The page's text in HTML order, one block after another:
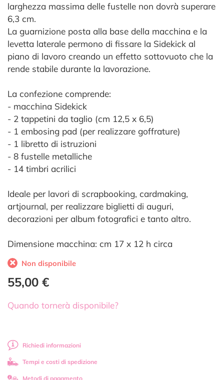
larghezza massima delle fustelle non dovrà superare
6,3 cm.
La guarnizione posta alla base della macchina e la
levetta laterale permono di fissare la Sidekick al
piano di lavoro creando un effetto sottovuoto che la
rende stabile durante la lavorazione.
La confezione comprende:
- macchina Sidekick
- 2 tappetini da taglio (cm 12,5 x 6,5)
- 1 embosing pad (per realizzare goffrature)
- 1 libretto di istruzioni
- 8 fustelle metalliche
- 14 timbri acrilici
Ideale per lavori di scrapbooking, cardmaking,
artjournal, per realizzare biglietti di auguri,
decorazioni per album fotografici e tanto altro.
Dimensione macchina: cm 17 x 12 h circa
Non disponibile
55,00 €
Quando tornerà disponibile?
Richiedi informazioni
Tempi e costi di spedizione
Metodi di pagamento